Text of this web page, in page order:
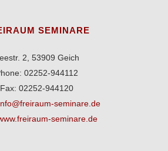
SEMINARE
2, 53909 Geich
02252-944112
Fax: 02252-944120
seminare.de
seminare.de